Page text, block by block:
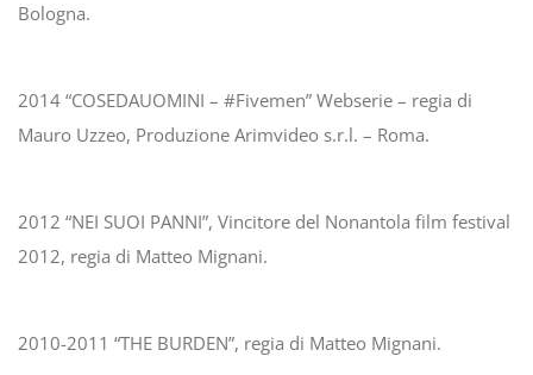
Bologna.
2014 “COSEDAUOMINI – #Fivemen” Webserie – regia di
Mauro Uzzeo, Produzione Arimvideo s.r.l. – Roma.
2012 “NEI SUOI PANNI”, Vincitore del Nonantola film festival
2012, regia di Matteo Mignani.
2010-2011 “THE BURDEN”, regia di Matteo Mignani.